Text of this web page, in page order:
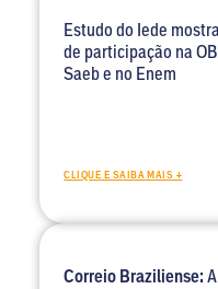
Estudo do Iede
de participação na
Saeb e no Enem
CLIQUE E SAIBA MAIS +
Correio Braziliense: